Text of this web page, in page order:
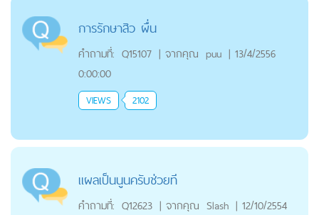
การรักษาสิว ผื่น
คำถามที่: Q15107 | จากคุณ puu | 13/4/2556
0:00:00
VIEWS 2102
แผลเป็นนูนครับช่วยที
คำถามที่: Q12623 | จากคุณ Slash | 12/10/2554